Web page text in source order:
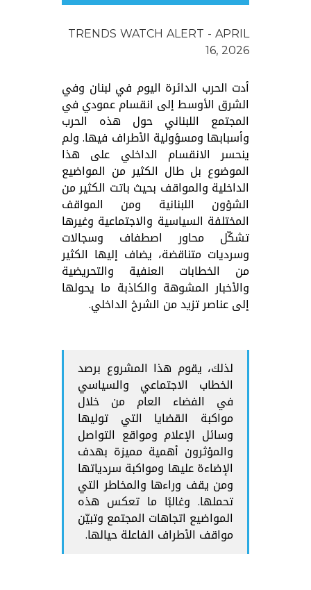
TRENDS WATCH ALERT - APRIL
16, 2026
أدت الحرب الدائرة اليوم في لبنان وفي
الشرق الأوسط إلى انقسام عمودي في
المجتمع اللبناني حول هذه الحرب
وأسبابها ومسؤولية الأطراف فيها. ولم
ينحسر الانقسام الداخلي على هذا
الموضوع بل طال الكثير من المواضيع
الداخلية والمواقف بحيث باتت الكثير من
الشؤون اللبنانية ومن المواقف
المختلفة السياسية والاجتماعية وغيرها
تشكّل محاور اصطفاف وسجالات
وسرديات متناقضة، يضاف إليها الكثير
من الخطابات العنفية والتحريضية
والأخبار المشوهة والكاذبة ما يحولها
إلى عناصر تزيد من الشرخ الداخلي.
لذلك، يقوم هذا المشروع برصد
الخطاب الاجتماعي والسياسي
في الفضاء العام من خلال
مواكبة القضايا التي توليها
وسائل الإعلام ومواقع التواصل
والمؤثرون أهمية مميزة بهدف
الإضاءة عليها ومواكبة سردياتها
ومن يقف وراءها والمخاطر التي
تحملها. وغالبًا ما تعكس هذه
المواضيع اتجاهات المجتمع وتبيّن
مواقف الأطراف الفاعلة حيالها.